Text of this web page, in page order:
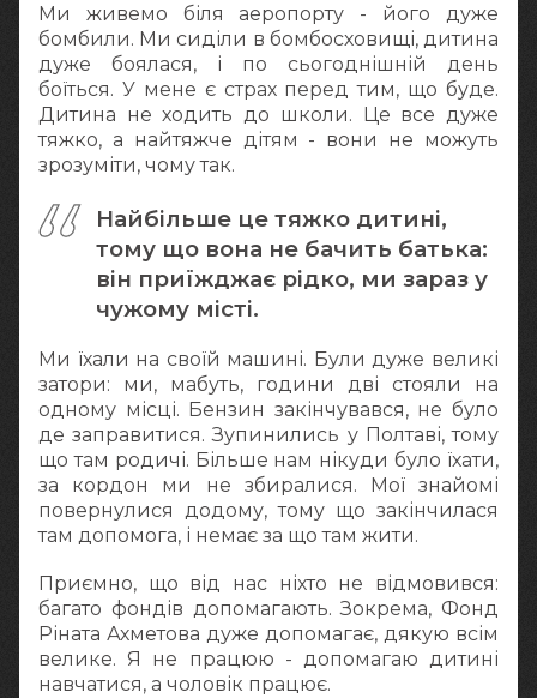
Ми живемо біля аеропорту - його дуже
бомбили. Ми сиділи в бомбосховищі, дитина
дуже боялася, і по сьогоднішній день
боїться. У мене є страх перед тим, що буде.
Дитина не ходить до школи. Це все дуже
тяжко, а найтяжче дітям - вони не можуть
зрозуміти, чому так.
Найбільше це тяжко дитині,
тому що вона не бачить батька:
він приїжджає рідко, ми зараз у
чужому місті.
Ми їхали на своїй машині. Були дуже великі
затори: ми, мабуть, години дві стояли на
одному місці. Бензин закінчувався, не було
де заправитися. Зупинились у Полтаві, тому
що там родичі. Більше нам нікуди було їхати,
за кордон ми не збиралися. Мої знайомі
повернулися додому, тому що закінчилася
там допомога, і немає за що там жити.
Приємно, що від нас ніхто не відмовився:
багато фондів допомагають. Зокрема, Фонд
Ріната Ахметова дуже допомагає, дякую всім
велике. Я не працюю - допомагаю дитині
навчатися, а чоловік працює.